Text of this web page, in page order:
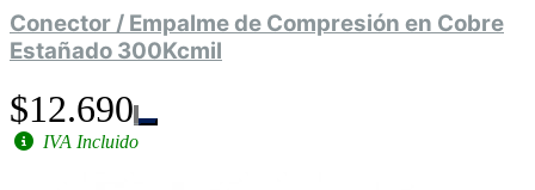
Conector / Empalme de Compresión en Cobre
Estañado 300Kcmil
$12.690
IVA Incluido